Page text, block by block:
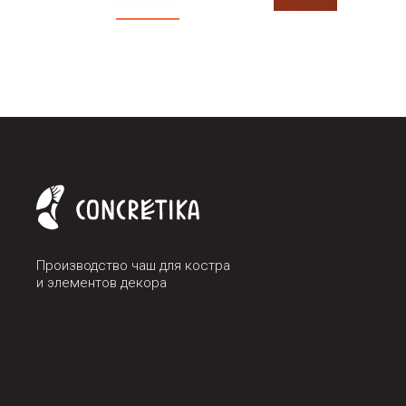
Производство чаш для костра
и элементов декора